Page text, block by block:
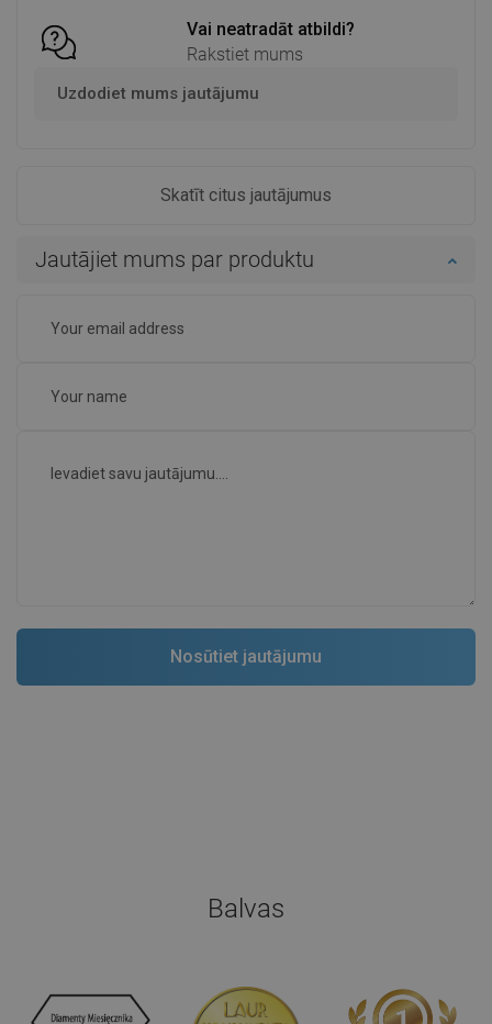
Vai neatradāt atbildi?
Rakstiet mums
Uzdodiet mums jautājumu
Skatīt citus jautājumus
Jautājiet mums par produktu
Balvas